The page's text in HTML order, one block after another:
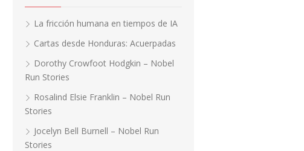
La fricción humana en tiempos de IA
Cartas desde Honduras: Acuerpadas
Dorothy Crowfoot Hodgkin – Nobel
Run Stories
Rosalind Elsie Franklin – Nobel Run
Stories
Jocelyn Bell Burnell – Nobel Run
Stories